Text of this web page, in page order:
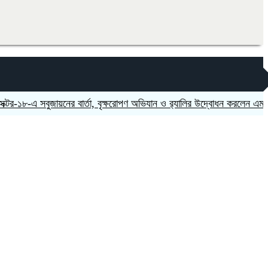
সবুজায়নের বার্তা, বৃক্ষরোপণ অভিযান ও র‍্যালির উদ্বোধন করলেন এমপি এস এম